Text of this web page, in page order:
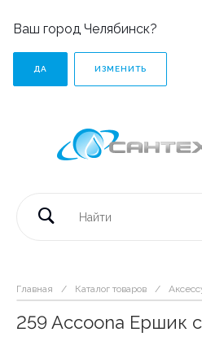
Ваш город Челябинск?
ДА ИЗМЕНИТЬ
Главная / Каталог товаров /
259 Accoona Ершик